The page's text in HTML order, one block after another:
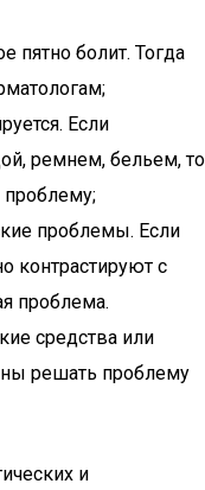
пятно болит. Тогда
Если
ремнем, бельем, то
проблемы. Если
контрастируют с
проблема.
средства или
решать проблему
и